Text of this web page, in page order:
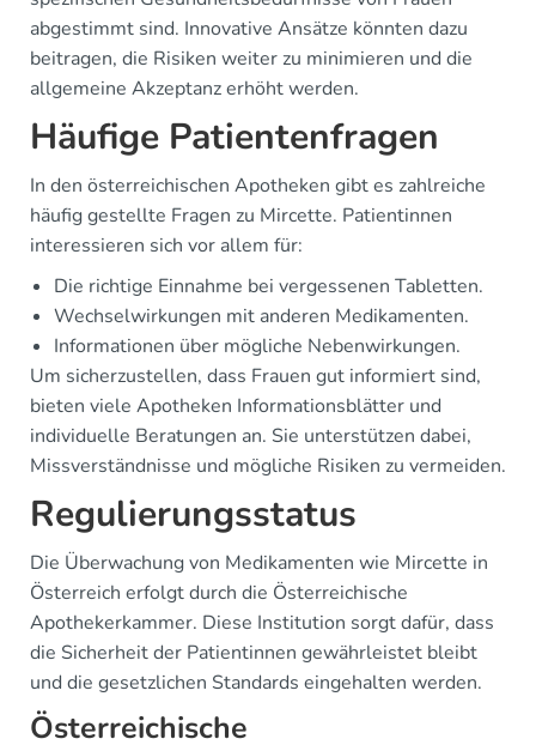
abgestimmt sind. Innovative Ansätze könnten dazu
beitragen, die Risiken weiter zu minimieren und die
allgemeine Akzeptanz erhöht werden.
Häufige Patientenfragen
In den österreichischen Apotheken gibt es zahlreiche
häufig gestellte Fragen zu Mircette. Patientinnen
interessieren sich vor allem für:
Die richtige Einnahme bei vergessenen Tabletten.
Wechselwirkungen mit anderen Medikamenten.
Informationen über mögliche Nebenwirkungen.
Um sicherzustellen, dass Frauen gut informiert sind,
bieten viele Apotheken Informationsblätter und
individuelle Beratungen an. Sie unterstützen dabei,
Missverständnisse und mögliche Risiken zu vermeiden.
Regulierungsstatus
Die Überwachung von Medikamenten wie Mircette in
Österreich erfolgt durch die Österreichische
Apothekerkammer. Diese Institution sorgt dafür, dass
die Sicherheit der Patientinnen gewährleistet bleibt
und die gesetzlichen Standards eingehalten werden.
Österreichische